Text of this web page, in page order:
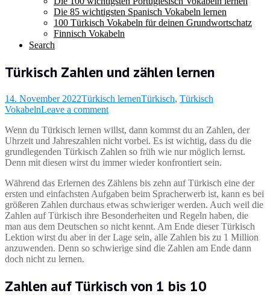
Die 85 wichtigsten Spanisch Vokabeln lernen
100 Türkisch Vokabeln für deinen Grundwortschatz
Finnisch Vokabeln
Search
Türkisch Zahlen und zählen lernen
14. November 2022Türkisch lernenTürkisch, Türkisch
VokabelnLeave a comment
Wenn du Türkisch lernen willst, dann kommst du an Zahlen, der
Uhrzeit und Jahreszahlen nicht vorbei. Es ist wichtig, dass du die
grundlegenden Türkisch Zahlen so früh wie nur möglich lernst.
Denn mit diesen wirst du immer wieder konfrontiert sein.
Während das Erlernen des Zählens bis zehn auf Türkisch eine der
ersten und einfachsten Aufgaben beim Spracherwerb ist, kann es bei
größeren Zahlen durchaus etwas schwieriger werden. Auch weil die
Zahlen auf Türkisch ihre Besonderheiten und Regeln haben, die
man aus dem Deutschen so nicht kennt. Am Ende dieser Türkisch
Lektion wirst du aber in der Lage sein, alle Zahlen bis zu 1 Million
anzuwenden. Denn so schwierige sind die Zahlen am Ende dann
doch nicht zu lernen.
Zahlen auf Türkisch von 1 bis 10